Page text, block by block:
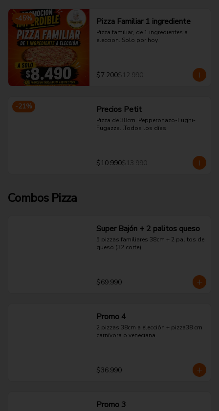
-45% Pizza Familiar 1 ingrediente
Pizza familiar, de 1 ingredientes a
eleccion. Solo por hoy.
$7.200$12.990
-21% Precios Petit
Pizza de 38cm. Pepperonazo-Fughi-
Fugazza...Todos los días.
$10.990$13.990
Combos Pizza
Super Bajón + 2 palitos queso
5 pizzas familiares 38cm + 2 palitos de
queso (32 corte)
$69.990
Promo 4
2 pizzas 38cm a elección + pizza38 cm
carnívora o veneciana.
$36.990
Promo 3